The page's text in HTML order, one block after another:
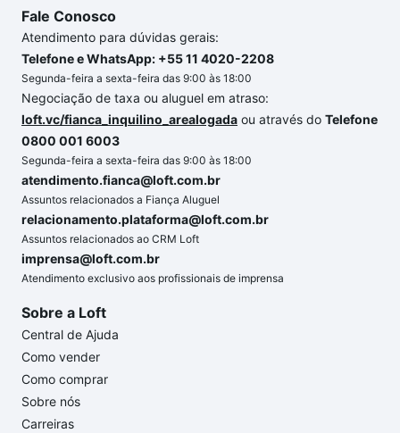
Fale Conosco
Atendimento para dúvidas gerais:
Telefone e WhatsApp: +55 11 4020-2208
Segunda-feira a sexta-feira das 9:00 às 18:00
Negociação de taxa ou aluguel em atraso:
loft.vc/fianca_inquilino_arealogada ou através do Telefone
0800 001 6003
Segunda-feira a sexta-feira das 9:00 às 18:00
atendimento.fianca@loft.com.br
Assuntos relacionados a Fiança Aluguel
relacionamento.plataforma@loft.com.br
Assuntos relacionados ao CRM Loft
imprensa@loft.com.br
Atendimento exclusivo aos profissionais de imprensa
Sobre a Loft
Central de Ajuda
Como vender
Como comprar
Sobre nós
Carreiras